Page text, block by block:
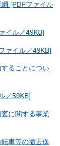
[PDFファイル
イル／49KB]
ァイル／49KB]
ることについ
／59KB]
に関する事業
車等の撤去保